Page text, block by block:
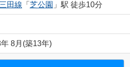
田線 「 芝公園 」駅 徒歩10分
8月(築13年)